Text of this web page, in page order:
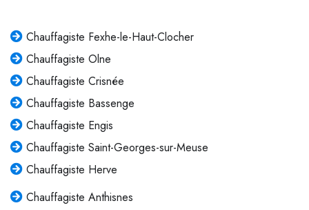
Chauffagiste Fexhe-le-Haut-Clocher
Chauffagiste Olne
Chauffagiste Crisnée
Chauffagiste Bassenge
Chauffagiste Engis
Chauffagiste Saint-Georges-sur-Meuse
Chauffagiste Herve
Chauffagiste Anthisnes